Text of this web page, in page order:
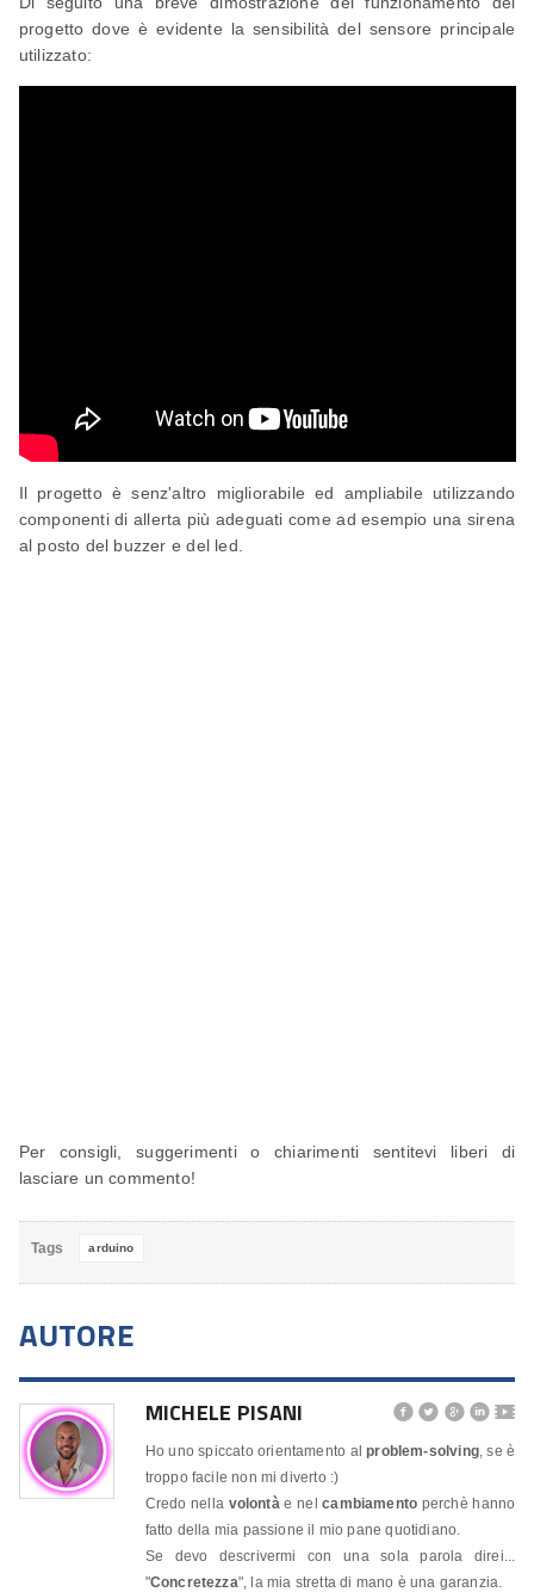
progetto dove è evidente la sensibilità del sensore principale
utilizzato:
Il progetto è senz'altro migliorabile ed ampliabile utilizzando
componenti di allerta più adeguati come ad esempio una sirena
al posto del buzzer e del led.
Per consigli, suggerimenti o chiarimenti sentitevi liberi di
lasciare un commento!
Tags arduino
AUTORE
MICHELE PISANI     🎬
Ho uno spiccato orientamento alproblem-solving, se è
troppo facile non mi diverto :)
Credo nella volontàe nelcambiamento perchè hanno
fatto della mia passione il mio pane quotidiano.
Se devo descrivermi con una sola parola direi...
"Concretezza", la mia stretta di mano è una garanzia.